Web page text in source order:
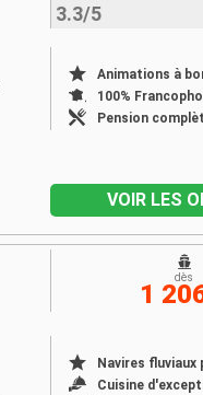
3.3/5
Animations à
100%
Pension
VOIR LES
Navires fluviaux
Cuisine
dès
1